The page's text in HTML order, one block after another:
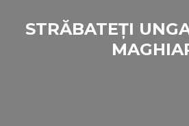
STRĂBATEȚI